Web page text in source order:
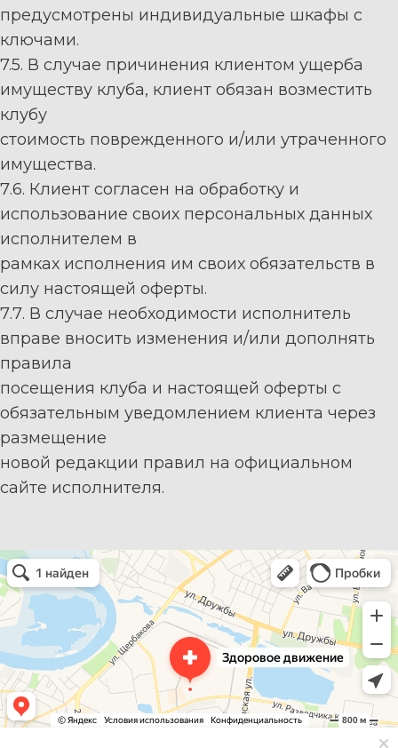
предусмотрены индивидуальные шкафы с
ключами.
7.5. В случае причинения клиентом ущерба
имуществу клуба, клиент обязан возместить
клубу
стоимость поврежденного и/или утраченного
имущества.
7.6. Клиент согласен на обработку и
использование своих персональных данных
исполнителем в
рамках исполнения им своих обязательств в
силу настоящей оферты.
7.7. В случае необходимости исполнитель
вправе вносить изменения и/или дополнять
правила
посещения клуба и настоящей оферты с
обязательным уведомлением клиента через
размещение
новой редакции правил на официальном
сайте исполнителя.
Здоровое движение
Фитнес-клуб в Тюмени
Спортивный клуб, секция в Тюмени